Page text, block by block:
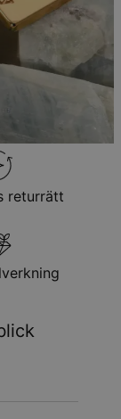
endast kan
returrätt